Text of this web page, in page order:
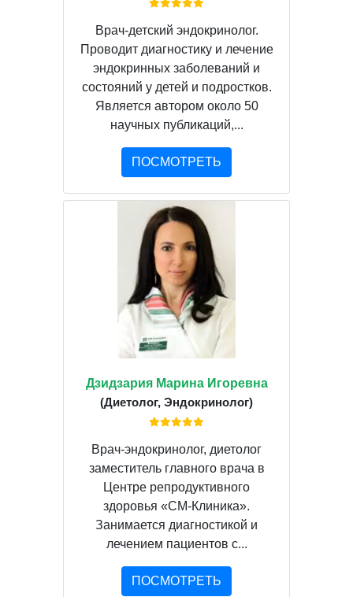
Врач-детский эндокринолог.
Проводит диагностику и лечение
эндокринных заболеваний и
состояний у детей и подростков.
Является автором около 50
научных публикаций,...
ПОСМОТРЕТЬ
Дзидзария Марина Игоревна
(Диетолог, Эндокринолог)
Врач-эндокринолог, диетолог
заместитель главного врача в
Центре репродуктивного
здоровья «СМ-Клиника».
Занимается диагностикой и
лечением пациентов с...
ПОСМОТРЕТЬ